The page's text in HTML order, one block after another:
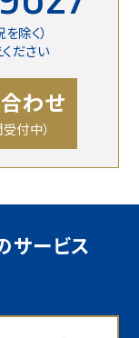
除く）
ださい
わせ
付中）
サービス